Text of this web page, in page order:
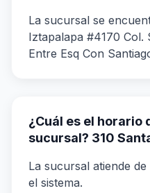
La sucursal se
Iztapalapa #4170 Col.
Entre Esq Con
¿Cuál es el horario
sucursal? 310
La sucursal atiende
el sistema.